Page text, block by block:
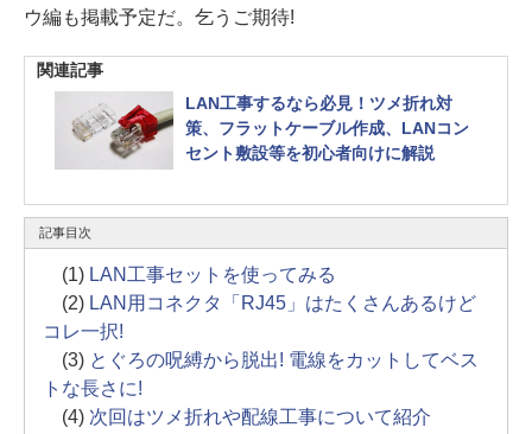
ウ編も掲載予定だ。乞うご期待!
関連記事
LAN工事するなら必見！ツメ折れ対
策、フラットケーブル作成、LANコン
セント敷設等を初心者向けに解説
記事目次
(1) LAN工事セットを使ってみる
(2) LAN用コネクタ「RJ45」はたくさんあるけど
コレ一択!
(3) とぐろの呪縛から脱出! 電線をカットしてベス
トな長さに!
(4) 次回はツメ折れや配線工事について紹介